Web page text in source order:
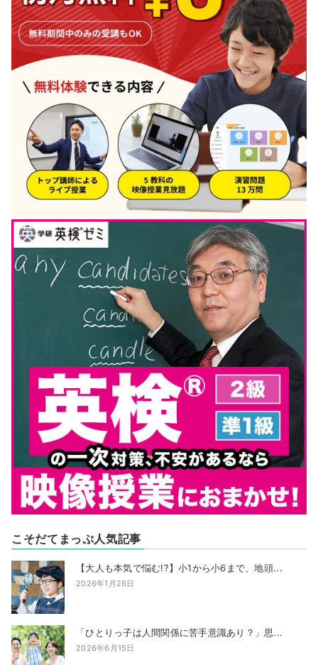
こそだてまっぷ人気記事
【大人も本気で悩む!?】小1から小6まで、地頭...
2026年1月26日
「ひとりっ子は人間関係に苦手意識あり？」思...
2026年6月15日